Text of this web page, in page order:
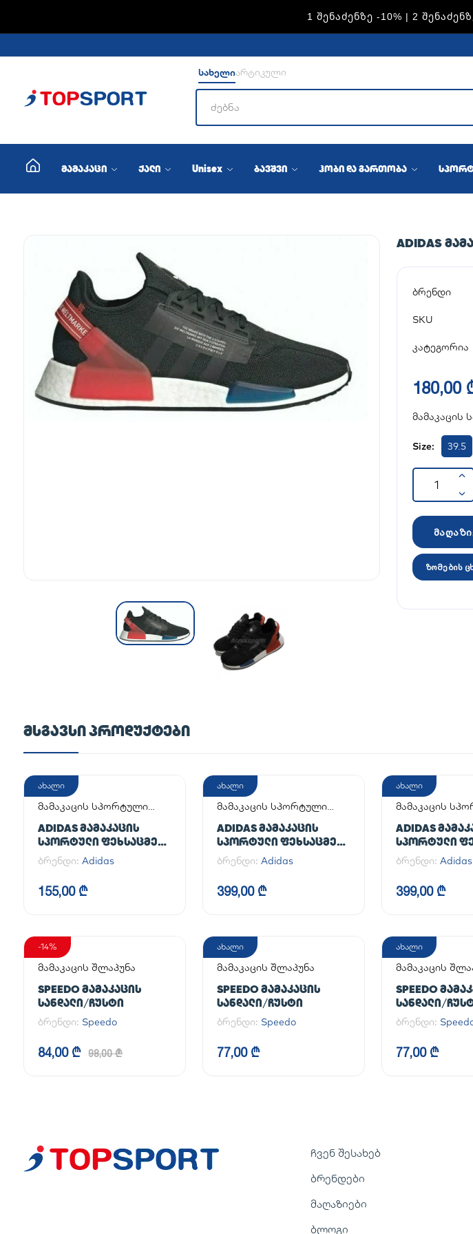
ADIDAS — 1 ᲨᲔᲜᲐᲫᲔᲜᲖᲔ -15% | 2
სახელიარტიკული
მამაკაცი ქალი Unisex ბავშვი ჰობი და გართობა
ADIDAS
ბრენდი
SKU
კატეგორია
180,00
მამაკაცის
Size: 39.5
ზომების
ᲛᲡᲒᲐᲕᲡᲘ ᲞᲠᲝᲓᲣᲥᲢᲔᲑᲘ
ახალი
მამაკაცის სპორტული
ADIDAS ᲛᲐᲛᲐᲙᲐᲪᲘᲡ
ᲡᲞᲝᲠᲢᲣᲚᲘ ᲤᲔᲮᲡᲐᲪᲛᲔᲚᲘ
ADILETTE
ბრენდი: Adidas
155,00 ₾
ახალი
მამაკაცის სპორტული
ADIDAS ᲛᲐᲛᲐᲙᲐᲪᲘᲡ
ᲡᲞᲝᲠᲢᲣᲚᲘ ᲤᲔᲮᲡᲐᲪᲛᲔᲚᲘ
HANDBALL SPEZIAL
ბრენდი: Adidas
399,00 ₾
ახალი
მამაკაცის
ADIDAS
ᲡᲞᲝᲠᲢᲣᲚᲘ
HANDBALL
ბრენდი: Adidas
399,00 ₾
-14%
მამაკაცის შლაპუნა
SPEEDO ᲛᲐᲛᲐᲙᲐᲪᲘᲡ
ᲡᲐᲜᲓᲐᲚᲘ/ᲩᲣᲡᲢᲘ
ბრენდი: Speedo
84,00 ₾ 98,00 ₾
ახალი
მამაკაცის შლაპუნა
SPEEDO ᲛᲐᲛᲐᲙᲐᲪᲘᲡ
ᲡᲐᲜᲓᲐᲚᲘ/ᲩᲣᲡᲢᲘ
ბრენდი: Speedo
77,00 ₾
ახალი
მამაკაცის
SPEEDO
ᲡᲐᲜᲓᲐᲚᲘ/
ბრენდი:
77,00 ₾
ჩვენ შესახებ
ბრენდები
მაღაზიები
ბლოგი